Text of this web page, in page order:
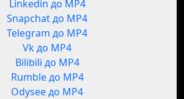
Linkedin до MP4
Snapchat до MP4
Telegram до MP4
Vk до MP4
Bilibili до MP4
Rumble до MP4
Odysee до MP4